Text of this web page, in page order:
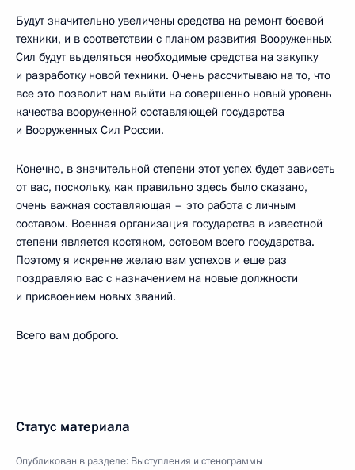
Будут значительно увеличены средства на ремонт боевой
техники, и в соответствии с планом развития Вооруженных
Сил будут выделяться необходимые средства на закупку
и разработку новой техники. Очень рассчитываю на то, что
все это позволит нам выйти на совершенно новый уровень
качества вооруженной составляющей государства
и Вооруженных Сил России.
Конечно, в значительной степени этот успех будет зависеть
от вас, поскольку, как правильно здесь было сказано,
очень важная составляющая – это работа с личным
составом. Военная организация государства в известной
степени является костяком, остовом всего государства.
Поэтому я искренне желаю вам успехов и еще раз
поздравляю вас с назначением на новые должности
и присвоением новых званий.
Всего вам доброго.
Статус материала
Опубликован в разделе: Выступления и стенограммы